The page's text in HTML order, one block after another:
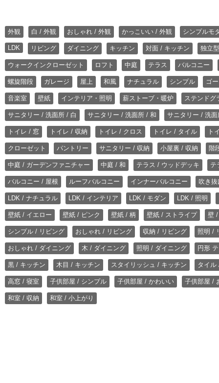
外観 白 / 外観 おしゃれ / 外観 かっこいい / 外観 シンプルモ
LDK リビング ダイニング キッチン 対面 / キッチン 独立
ウォークインクローゼット ロフト 中庭 テラス バルコニー
螺旋階段 ガレージ 屋上 和風 ナチュラル シンプル ゴ
音楽室 壁紙 インテリア・照明 薪ストーブ・暖炉 ステンドグ
サニタリー / 洗面所 / 白 サニタリー / 洗面所 / 和 サニタリー / 洗
トイレ / 窓 トイレ / 収納 トイレ / クロス トイレ / タイル ト
クローゼット パントリー サニタリー / 収納 小屋裏 / 収納 階
中庭 / ガーデンファニチャー 中庭 / 和 テラス / ウッドデッキ テ
バルコニー / 屋根 ルーフバルコニー インナーバルコニー 吹き
LDK / ナチュラル LDK / インテリア LDK / モダン LDK / 照明
壁紙 / イエロー 壁紙 / ピンク 壁紙 / 柄 壁紙 / ストライプ 壁
シンプル / リビング おしゃれ / リビング 収納 / リビング 照明 /
おしゃれ / ダイニング 木 / ダイニング 照明 / ダイニング 円形
黒 / キッチン 木目 / キッチン スタイリッシュ / キッチン タイル
高窓 / 寝室 子供部屋 / シンプル 子供部屋 / かわいい 子供部屋 /
和室 / 収納 和室 / 小上がり